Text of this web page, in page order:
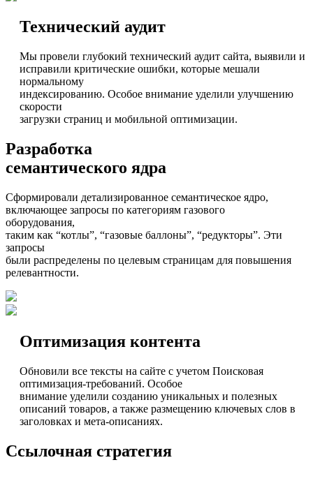
Технический аудит
Мы провели глубокий технический аудит сайта, выявили и
исправили критические ошибки, которые мешали
нормальному
индексированию. Особое внимание уделили улучшению
скорости
загрузки страниц и мобильной оптимизации.
Разработка
семантического ядра
Сформировали детализированное семантическое ядро,
включающее запросы по категориям газового
оборудования,
таким как “котлы”, “газовые баллоны”, “редукторы”. Эти
запросы
были распределены по целевым страницам для повышения
релевантности.
Оптимизация контента
Обновили все тексты на сайте с учетом Поисковая
оптимизация-требований. Особое
внимание уделили созданию уникальных и полезных
описаний товаров, а также размещению ключевых слов в
заголовках и мета-описаниях.
Ссылочная стратегия